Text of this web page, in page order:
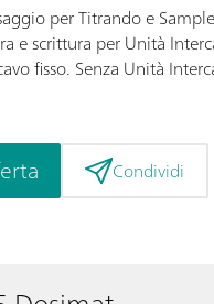
per Titrando e
e scrittura per Unità
fisso. Senza Unità
Condividi